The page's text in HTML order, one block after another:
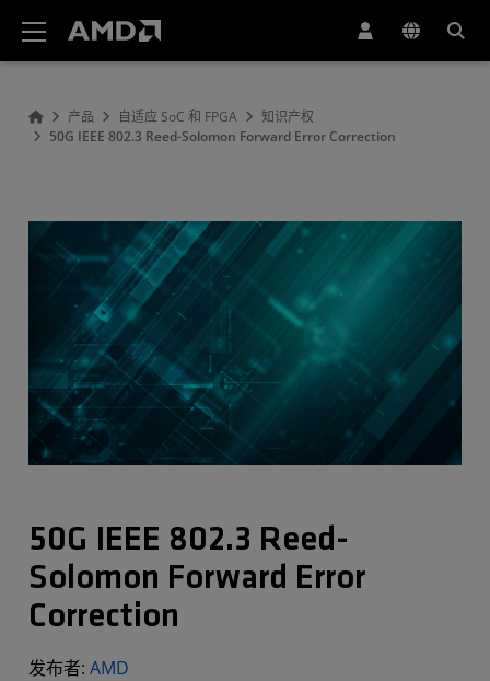
产品 自适应 SoC 和 FPGA
知识产权
50G IEEE 802.3 Reed-Solomon Forward Error Correction
50G IEEE 802.3 Reed-
Solomon Forward Error
Correction
发布者: AMD